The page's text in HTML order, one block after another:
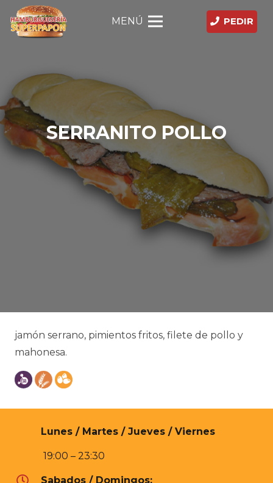
MENÚ PEDIR
SERRANITO POLLO
jamón serrano, pimientos fritos, filete de pollo y
mahonesa.
Lunes / Martes / Jueves / Viernes
19:00 – 23:30
Sabados / Domingos: